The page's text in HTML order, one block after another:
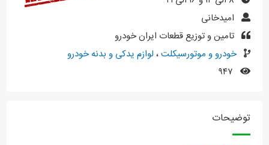
امیدخانی
تامین و توزیع قطعات ایران خودرو
خودرو و موتورسیکلت، لوازم یدکی و بدنه خودرو
توضیحات